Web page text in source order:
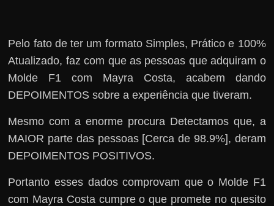
Pelo fato de ter um formato Simples, Prático e 100%
Atualizado, faz com que as pessoas que adquiram o
Molde F1 com Mayra Costa, acabem dando
DEPOIMENTOS sobre a experiência que tiveram.
Mesmo com a enorme procura Detectamos que, a
MAIOR parte das pessoas [Cerca de 98.9%], deram
DEPOIMENTOS POSITIVOS.
Portanto esses dados comprovam que o Molde F1
com Mayra Costa cumpre o que promete no quesito